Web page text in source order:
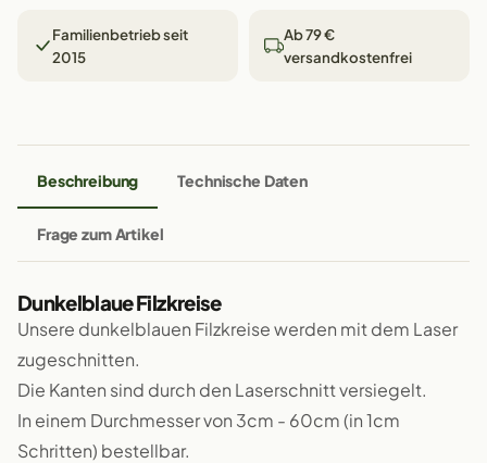
Familienbetrieb seit
2015
Ab 79 €
versandkostenfrei
Beschreibung Technische Daten
Frage zum Artikel
Dunkelblaue Filzkreise
Unsere dunkelblauen Filzkreise werden mit dem Laser
zugeschnitten.
Die Kanten sind durch den Laserschnitt versiegelt.
In einem Durchmesser von 3cm - 60cm (in 1cm
Schritten) bestellbar.